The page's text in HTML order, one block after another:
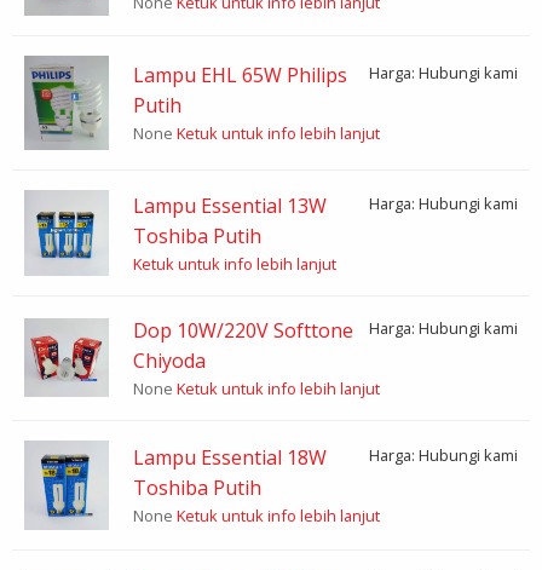
Lampu EHL 65W Philips
Putih
Harga: Hubungi kami
None Ketuk untuk info lebih lanjut
Lampu Essential 13W
Toshiba Putih
Harga: Hubungi kami
Ketuk untuk info lebih lanjut
Dop 10W/220V Softtone
Chiyoda
Harga: Hubungi kami
None Ketuk untuk info lebih lanjut
Lampu Essential 18W
Toshiba Putih
Harga: Hubungi kami
None Ketuk untuk info lebih lanjut